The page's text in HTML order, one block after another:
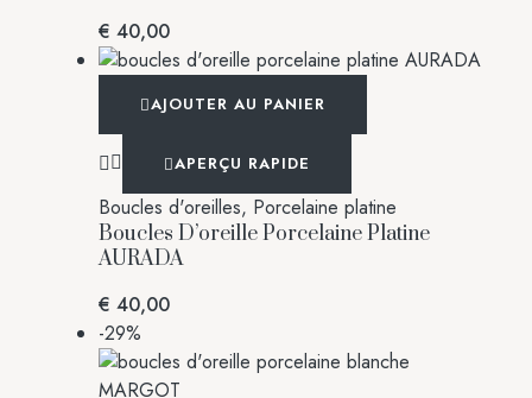
€ 40,00
AJOUTER AU PANIER
APERÇU RAPIDE
Boucles d'oreilles, Porcelaine platine
Boucles D’oreille Porcelaine Platine
AURADA
€ 40,00
-29%